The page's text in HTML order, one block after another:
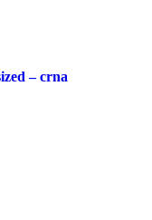
– crna